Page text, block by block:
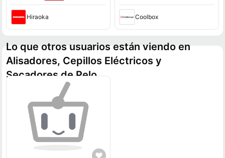
Hiraoka Coolbox
Lo que otros usuarios están viendo en
Alisadores, Cepillos Eléctricos y
Secadores de Pelo